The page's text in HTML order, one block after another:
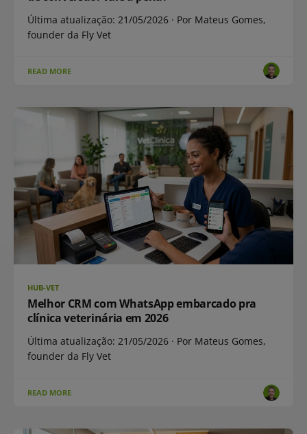
Última atualização: 21/05/2026 · Por Mateus Gomes,
founder da Fly Vet
READ MORE
HUB-VET
Melhor CRM com WhatsApp embarcado pra
clínica veterinária em 2026
Última atualização: 21/05/2026 · Por Mateus Gomes,
founder da Fly Vet
READ MORE